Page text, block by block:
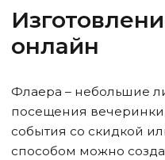
онлайн
Флаера – небольшие
посещения
события со скидкой
способом можно